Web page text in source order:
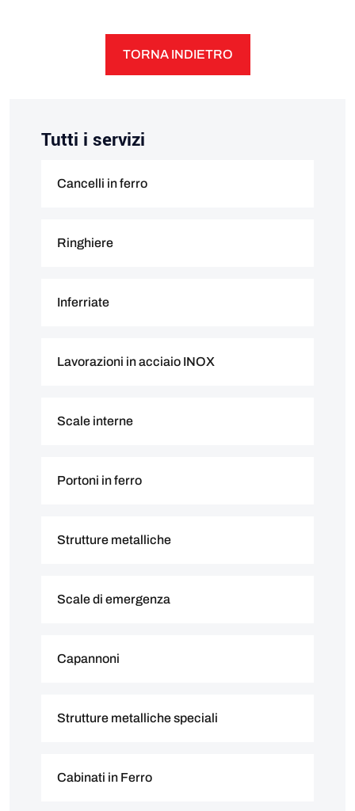
TORNA INDIETRO
Tutti i servizi
Cancelli in ferro
Ringhiere
Inferriate
Lavorazioni in acciaio INOX
Scale interne
Portoni in ferro
Strutture metalliche
Scale di emergenza
Capannoni
Strutture metalliche speciali
Cabinati in Ferro